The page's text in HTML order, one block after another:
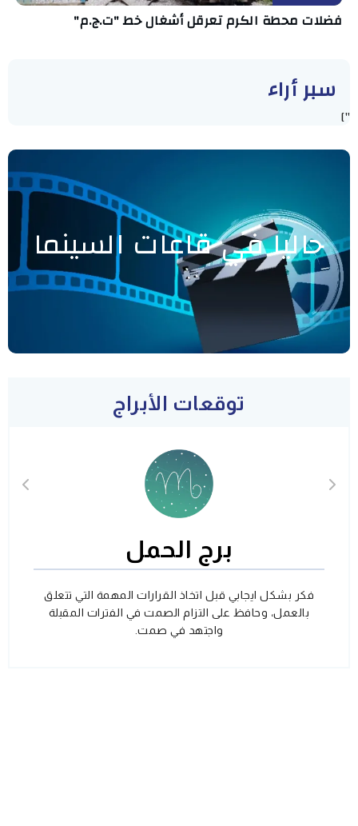
فضلات محطة الكرم تعرقل أشغال خط "ت.ج.م"
سبر أراء
"]
حاليا في قاعات السينما
توقعات الأبراج
برج الحمل
فكر بشكل ايجابي قبل اتخاذ القرارات المهمة التي تتعلق
بالعمل، وحافظ على التزام الصمت في الفترات المقبلة
واجتهد في صمت.